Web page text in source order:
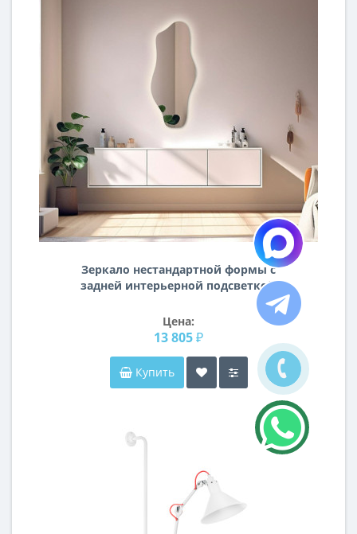
Зеркало нестандартной формы с
задней интерьерной подсветкой
Цена:
13 805 ₽
Купить